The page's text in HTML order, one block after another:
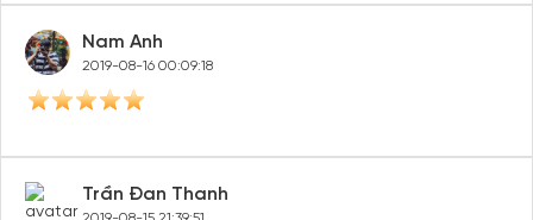
Nam Anh
2019-08-16 00:09:18
Trần Đan Thanh